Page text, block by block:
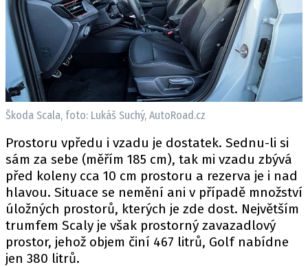
Škoda Scala, foto: Lukáš Suchý, AutoRoad.cz
Prostoru vpředu i vzadu je dostatek. Sednu-li si
sám za sebe (měřím 185 cm), tak mi vzadu zbývá
před koleny cca 10 cm prostoru a rezerva je i nad
hlavou. Situace se nemění ani v případě množství
úložných prostorů, kterých je zde dost. Největším
trumfem Scaly je však prostorný zavazadlový
prostor, jehož objem činí 467 litrů, Golf nabídne
jen 380 litrů.